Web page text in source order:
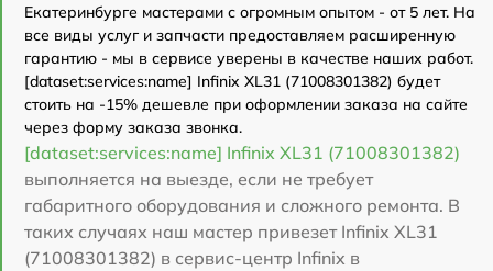
Екатеринбурге мастерами с огромным опытом - от 5 лет. На
все виды услуг и запчасти предоставляем расширенную
гарантию - мы в сервисе уверены в качестве наших работ.
[dataset:services:name] Infinix XL31 (71008301382) будет
стоить на -15% дешевле при оформлении заказа на сайте
через форму заказа звонка.
[dataset:services:name] Infinix XL31 (71008301382)
выполняется на выезде, если не требует
габаритного оборудования и сложного ремонта. В
таких случаях наш мастер привезет Infinix XL31
(71008301382) в сервис-центр Infinix в